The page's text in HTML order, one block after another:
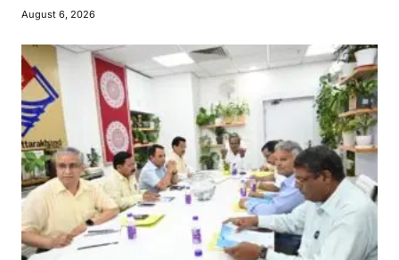
August 6, 2026